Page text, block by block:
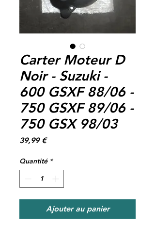
Carter Moteur D
Noir - Suzuki -
600 GSXF 88/06 -
750 GSXF 89/06 -
750 GSX 98/03
39,99 €Prix
Quantité *
Ajouter au panier